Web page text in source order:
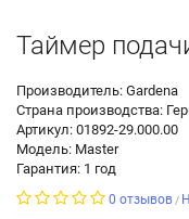
Таймер
Производитель: Gardena
Страна производства:
Артикул: 01892-29.000.00
Модель: Master
Гарантия: 1 год
0 отзывов /